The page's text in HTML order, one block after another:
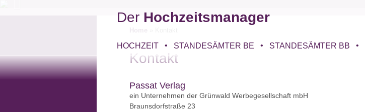
Der Hochzeitsmanager
HOCHZEIT STANDESÄMTER BE STANDESÄMTER BB
Kontakt
Passat Verlag
ein Unternehmen der Grünwald Werbegesellschaft mbH
Braunsdorfstraße 23